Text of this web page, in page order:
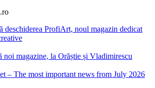
deschiderea ProfiArt, noul magazin dedicat
noi magazine, la Orăștie și Vladimirescu
– The most important news from July 2026